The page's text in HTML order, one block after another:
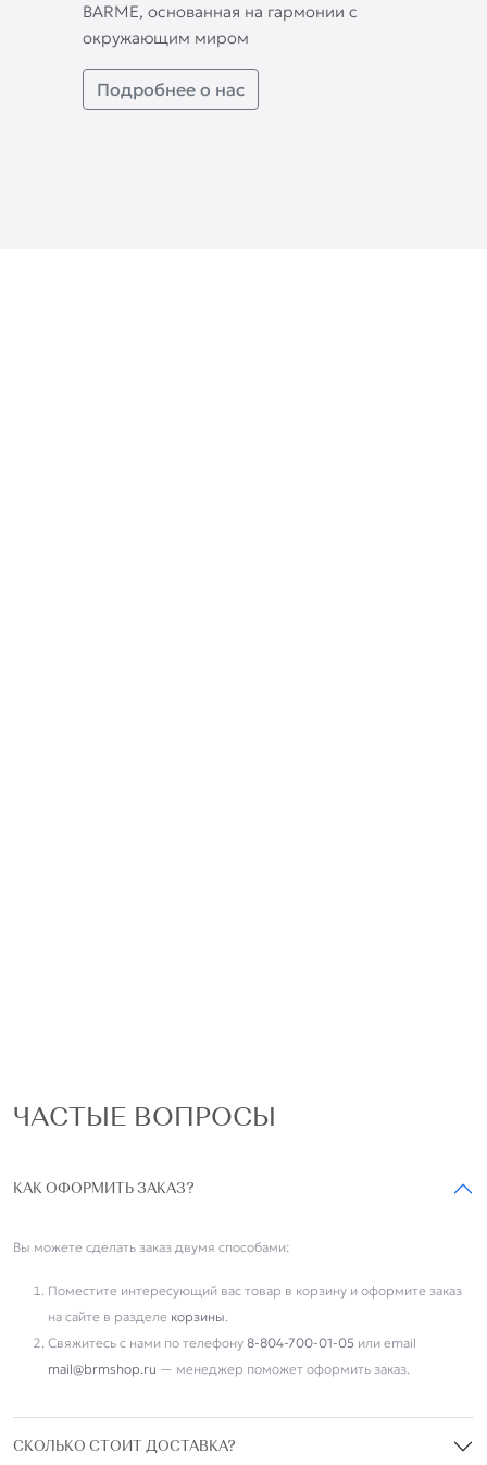
BARME, основанная на гармонии с
окружающим миром
Подробнее о нас
ЧАСТЫЕ ВОПРОСЫ
КАК ОФОРМИТЬ ЗАКАЗ?
Вы можете сделать заказ двумя способами:
Поместите интересующий вас товар в корзину и оформите заказ
на сайте в разделе корзины.
Свяжитесь с нами по телефону 8-804-700-01-05 или email
mail@brmshop.ru — менеджер поможет оформить заказ.
СКОЛЬКО СТОИТ ДОСТАВКА?